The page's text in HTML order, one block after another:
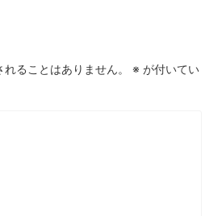
ることはありません。 ※ が付いてい